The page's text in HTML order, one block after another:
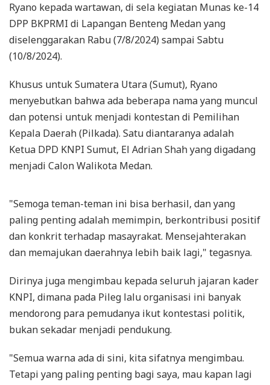
Ryano kepada wartawan, di sela kegiatan Munas ke-14
DPP BKPRMI di Lapangan Benteng Medan yang
diselenggarakan Rabu (7/8/2024) sampai Sabtu
(10/8/2024).
Khusus untuk Sumatera Utara (Sumut), Ryano
menyebutkan bahwa ada beberapa nama yang muncul
dan potensi untuk menjadi kontestan di Pemilihan
Kepala Daerah (Pilkada). Satu diantaranya adalah
Ketua DPD KNPI Sumut, El Adrian Shah yang digadang
menjadi Calon Walikota Medan.
"Semoga teman-teman ini bisa berhasil, dan yang
paling penting adalah memimpin, berkontribusi positif
dan konkrit terhadap masayrakat. Mensejahterakan
dan memajukan daerahnya lebih baik lagi," tegasnya.
Dirinya juga mengimbau kepada seluruh jajaran kader
KNPI, dimana pada Pileg lalu organisasi ini banyak
mendorong para pemudanya ikut kontestasi politik,
bukan sekadar menjadi pendukung.
"Semua warna ada di sini, kita sifatnya mengimbau.
Tetapi yang paling penting bagi saya, mau kapan lagi